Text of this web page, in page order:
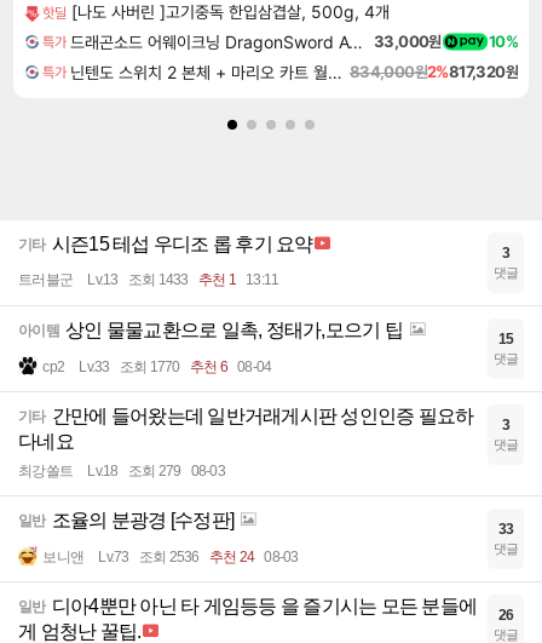
핫딜 [나도 사버린 ]고기중독 한입삼겹살, 500g, 4개
특가 드래곤소드 어웨이크닝 DragonSword Awakening 33,000원 10%
특가 닌텐도 스위치 2 본체 + 마리오 카트 월드 + 포켓몬 포코피아 번들 834,000원2%817,320원
기타 시즌15 테섭 우디조 롭 후기 요약
트러블군 Lv.13 조회 1433 추천 1 13:11
3
댓글
아이템 상인 물물교환으로 일촉, 정태가,모으기 팁
cp2 Lv.33 조회 1770 추천 6 08-04
15
댓글
기타 간만에 들어왔는데 일반거래게시판 성인인증 필요하
다네요
최강쏠트 Lv.18 조회 279 08-03
3
댓글
일반 조율의 분광경 [수정판]
보니앤 Lv.73 조회 2536 추천 24 08-03
33
댓글
일반 디아4뿐만 아닌 타 게임등등 을 즐기시는 모든 분들에
게 엄청난 꿀팁.
26
댓글